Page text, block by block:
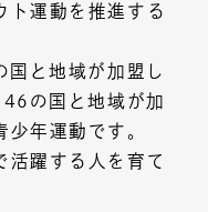
ト運動を推進する
と地域が加盟し
の国と地域が加
年運動です。
活躍する人を育て